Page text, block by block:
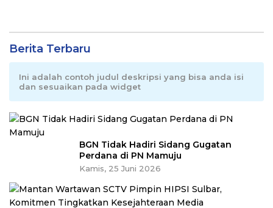
Berita Terbaru
Ini adalah contoh judul deskripsi yang bisa anda isi
dan sesuaikan pada widget
BGN Tidak Hadiri Sidang Gugatan
Perdana di PN Mamuju
Kamis, 25 Juni 2026